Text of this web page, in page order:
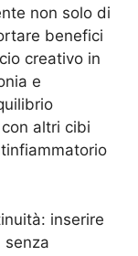
non solo di
benefici
creativo in
e
altri cibi
inserire
senza